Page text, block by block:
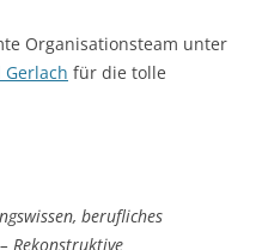
Organisationsteam unter
Gerlach für die tolle
berufliches
Rekonstruktive